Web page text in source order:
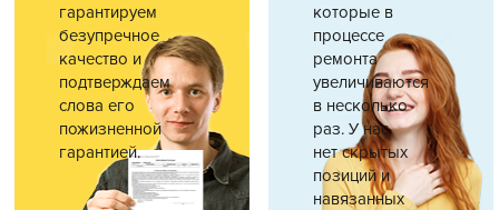
гарантируем
безупречное
качество и
подтверждаем
слова его
пожизненной
гарантией.
которые в
процессе
ремонта
увеличиваются
в несколько
раз. У нас
нет скрытых
позиций и
навязанных